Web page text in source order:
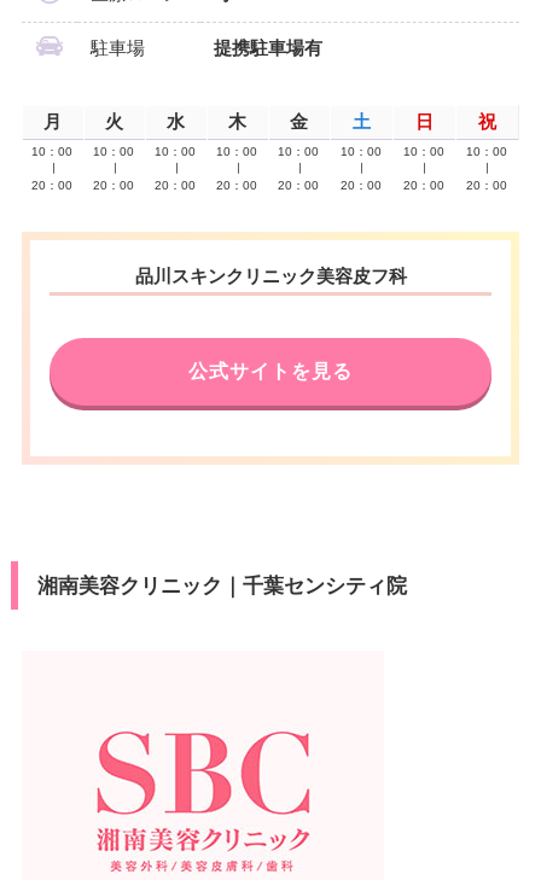
駐車場 提携駐車場有
月 火 水 木 金 土 日 祝
10：00
20：00
10：00
20：00
10：00
20：00
10：00
20：00
10：00
20：00
10：00
20：00
10：00
20：00
10：00
20：00
品川スキンクリニック美容皮フ科
公式サイトを見る
湘南美容クリニック｜千葉センシティ院